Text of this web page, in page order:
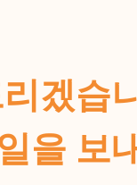
겠습
을 보